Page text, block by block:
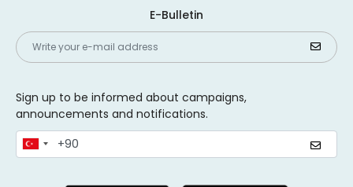
E-Bulletin
Sign up to be informed about campaigns,
announcements and notifications.